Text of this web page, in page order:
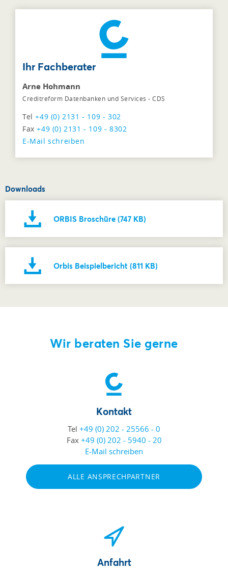
Ihr Fachberater
Arne Hohmann
Creditreform Datenbanken und Services - CDS
Tel+49 (0) 2131 - 109 - 302
Fax+49 (0) 2131 - 109 - 8302
E-Mail schreiben
Downloads
ORBIS Broschüre (747 KB)
Orbis Beispielbericht (811 KB)
Wir beraten Sie gerne
Kontakt
Tel +49 (0) 202 - 25566 - 0
Fax +49 (0) 202 - 5940 - 20
E-Mail schreiben
ALLE ANSPRECHPARTNER
Anfahrt